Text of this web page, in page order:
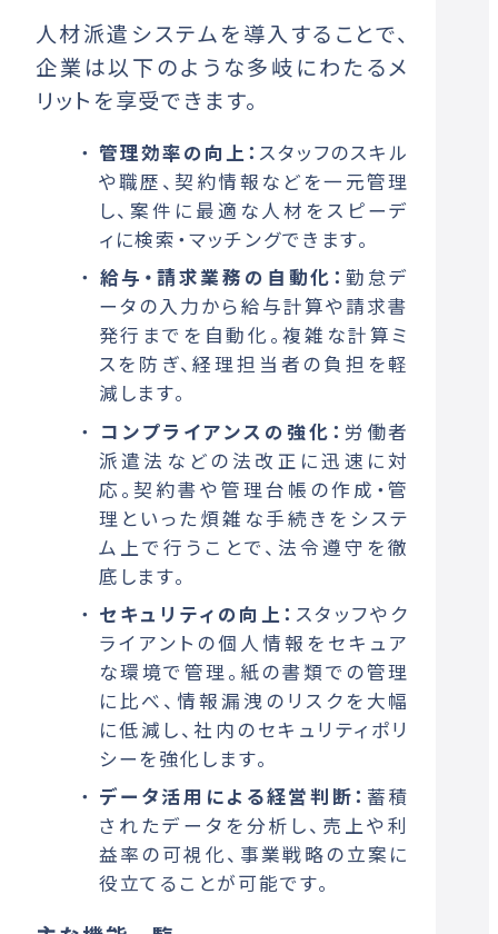
人材派遣システムを導入することで、
企業は以下のような多岐にわたるメ
リットを享受できます。
管理効率の向上： スタッフのスキル
や職歴、契約情報などを一元管理
し、案件に最適な人材をスピーデ
ィに検索・マッチングできます。
給与・請求業務の自動化： 勤怠デ
ータの入力から給与計算や請求書
発行までを自動化。複雑な計算ミ
スを防ぎ、経理担当者の負担を軽
減します。
コンプライアンスの強化： 労働者
派遣法などの法改正に迅速に対
応。契約書や管理台帳の作成・管
理といった煩雑な手続きをシステ
ム上で行うことで、法令遵守を徹
底します。
セキュリティの向上： スタッフやク
ライアントの個人情報をセキュア
な環境で管理。紙の書類での管理
に比べ、情報漏洩のリスクを大幅
に低減し、社内のセキュリティポリ
シーを強化します。
データ活用による経営判断： 蓄積
されたデータを分析し、売上や利
益率の可視化、事業戦略の立案に
役立てることが可能です。